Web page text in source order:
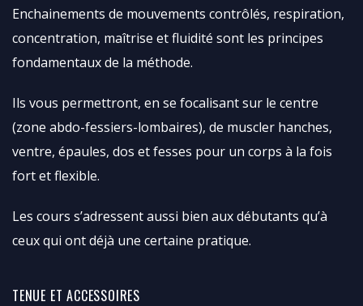
Enchainements de mouvements contrôlés, respiration,
concentration, maîtrise et fluidité sont les principes
fondamentaux de la méthode.
Ils vous permettront, en se focalisant sur le centre
(zone abdo-fessiers-lombaires), de muscler hanches,
ventre, épaules, dos et fesses pour un corps à la fois
fort et flexible.
Les cours s’adressent aussi bien aux débutants qu’à
ceux qui ont déjà une certaine pratique.
TENUE ET ACCESSOIRES